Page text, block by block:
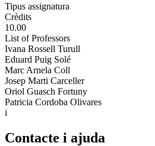
Tipus assignatura
Crèdits
10.00
List of Professors
Ivana Rossell Turull
Eduard Puig Solé
Marc Arnela Coll
Josep Marti Carceller
Oriol Guasch Fortuny
Patricia Cordoba Olivares
i
Contacte i ajuda